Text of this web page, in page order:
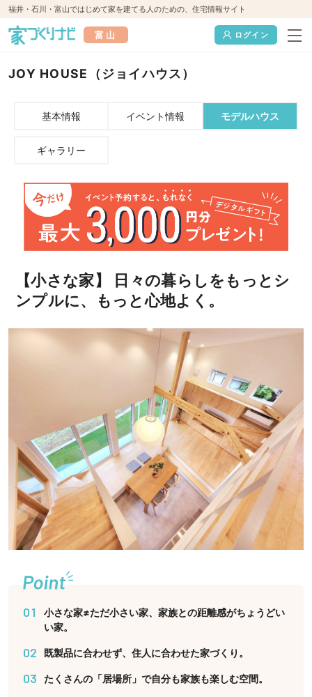
福井・石川・富山ではじめて家を建てる人のための、住宅情報サイト
富山 ログイン
JOY HOUSE（ジョイハウス）
基本情報 イベント情報 モデルハウス
ギャラリー
【小さな家】 日々の暮らしをもっとシ
ンプルに、もっと心地よく。
01
小さな家≠ただ小さい家、家族との距離感がちょうどい
い家。
02 既製品に合わせず、住人に合わせた家づくり。
03 たくさんの「居場所」で自分も家族も楽しむ空間。